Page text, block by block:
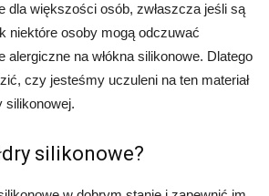
dla większości osób, zwłaszcza jeśli są
niektóre osoby mogą odczuwać
alergiczne na włókna silikonowe. Dlatego
czy jesteśmy uczuleni na ten materiał
silikonowej.
silikonowe?